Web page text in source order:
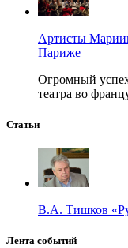
Артисты
Париже
Огромный
театра во
Статьи
В.А. Тишков
Лента событий